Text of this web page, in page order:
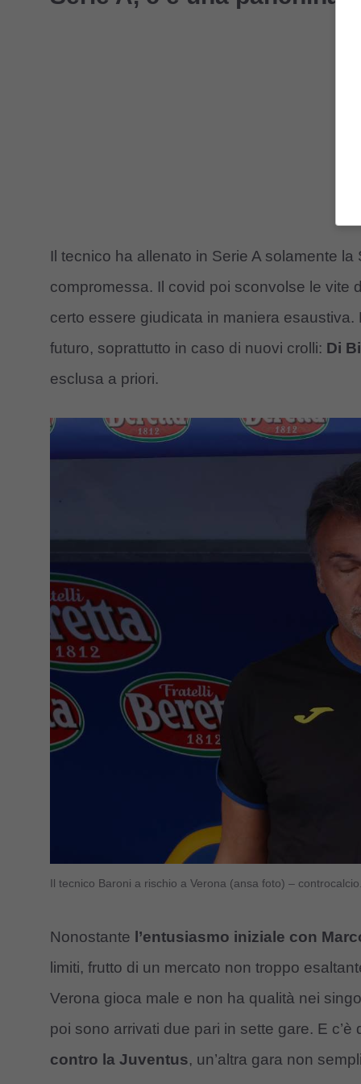
Il tecnico ha allenato in Serie A solamente
compromessa. Il covid poi sconvolse le vite
certo essere giudicata in maniera esaustiva.
futuro, soprattutto in caso di nuovi crolli: Di
esclusa a priori.
Il tecnico Baroni a rischio a Verona (ansa foto) –
Nonostante l’entusiasmo iniziale con
limiti, frutto di un mercato non troppo
Verona gioca male e non ha qualità nei
poi sono arrivati due pari in sette gare. E c’è
contro la Juventus, un’altra gara non